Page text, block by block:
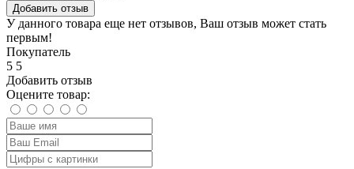
Добавить отзыв
У данного товара еще нет отзывов, Ваш отзыв может стать
первым!
Покупатель
5 5
Добавить отзыв
Оцените товар: